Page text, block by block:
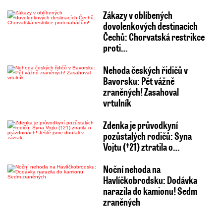
Zákazy v oblíbených
dovolenkových destinacích
Čechů: Chorvatská restrikce
proti…
Nehoda českých řidičů v
Bavorsku: Pět vážně
zraněných! Zasahoval
vrtulník
Zdenka je průvodkyní
pozůstalých rodičů: Syna
Vojtu (†21) ztratila o…
Noční nehoda na
Havlíčkobrodsku: Dodávka
narazila do kamionu! Sedm
zraněných